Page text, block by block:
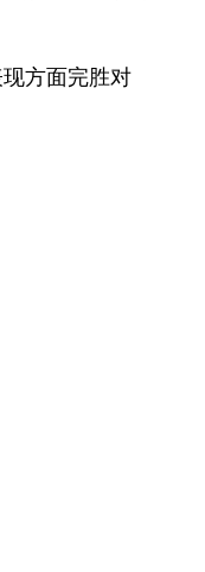
方面完胜对